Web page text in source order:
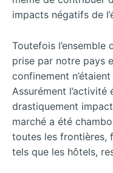
impacts négatifs de
Toutefois l’ensemble
prise par notre pays
confinement
Assurément
drastiquement
marché a été
toutes les frontières,
tels que les hôtels,